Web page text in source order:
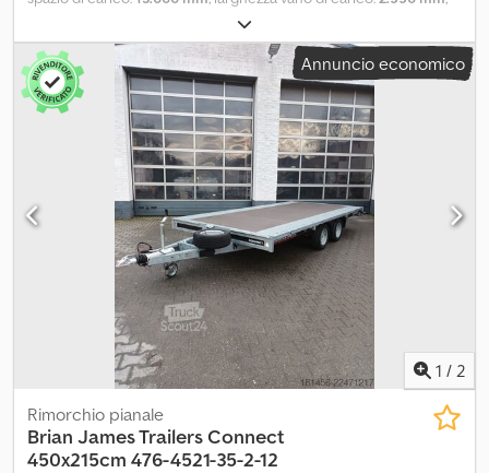
4.000 mm, Anno di produzione:
Opzioni e accessori aggiuntivi = - EBS = Ulteriori informazioni =
Peso lordo: 7.600 kg Carico utile: 27.400 kg Dkodpfxozhawij Acijr
PESO MASSIMO: 35.000 kg
Annuncio economico
1 / 2
Rimorchio pianale
Brian James TrailersConnect
450x215cm 476-4521-35-2-12